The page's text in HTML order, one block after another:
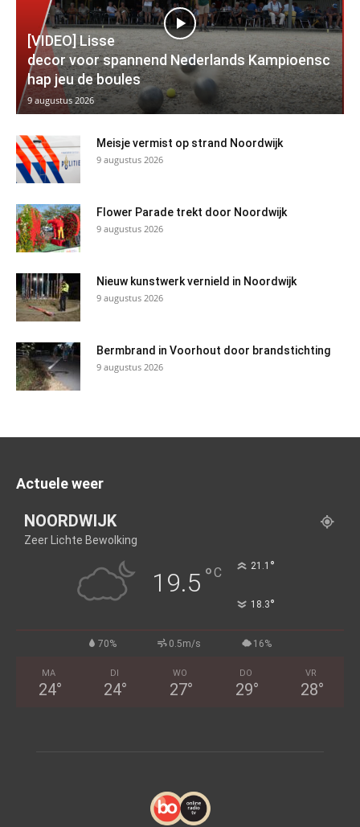
[VIDEO] Lisse
decor voor spannend Nederlands Kampioensc
hap jeu de boules
9 augustus 2026
Meisje vermist op strand Noordwijk
9 augustus 2026
Flower Parade trekt door Noordwijk
9 augustus 2026
Nieuw kunstwerk vernield in Noordwijk
9 augustus 2026
Bermbrand in Voorhout door brandstichting
9 augustus 2026
Actuele weer
NOORDWIJK
Zeer Lichte Bewolking
19.5 °C 21.1 °
18.3°
70% 0.5m/s 16%
MA
24°
DI
24°
WO
27°
DO
29°
VR
28°